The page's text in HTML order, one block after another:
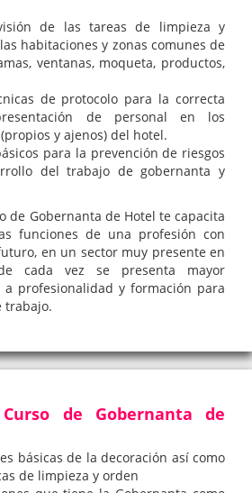
de las tareas de limpieza y
habitaciones y zonas comunes de
ventanas, moqueta, productos,
de protocolo para la correcta
de personal en los
y ajenos) del hotel.
para la prevención de riesgos
del trabajo de gobernanta y
de Gobernanta de Hotel te capacita
funciones de una profesión con
en un sector muy presente en
cada vez se presenta mayor
a profesionalidad y formación para
trabajo.
de Gobernanta de
básicas de la decoración así como
de limpieza y orden